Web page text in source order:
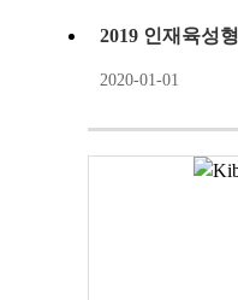
2019 인재육성
2020-01-01